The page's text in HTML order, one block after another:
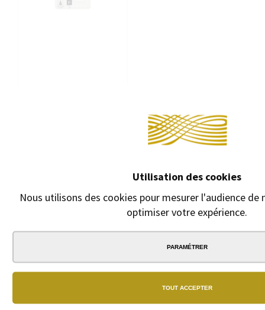
Utilisation des cookies
Nous utilisons des cookies pour mesurer l'audience
optimiser votre expérience.
PARAMÉTRER
TOUT ACCEPTER
6,90 € 5,95 €